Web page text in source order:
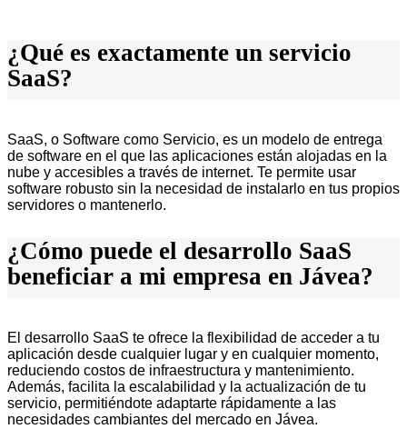
¿Qué es exactamente un servicio
SaaS?
SaaS, o Software como Servicio, es un modelo de entrega
de software en el que las aplicaciones están alojadas en la
nube y accesibles a través de internet. Te permite usar
software robusto sin la necesidad de instalarlo en tus propios
servidores o mantenerlo.
¿Cómo puede el desarrollo SaaS
beneficiar a mi empresa en Jávea?
El desarrollo SaaS te ofrece la flexibilidad de acceder a tu
aplicación desde cualquier lugar y en cualquier momento,
reduciendo costos de infraestructura y mantenimiento.
Además, facilita la escalabilidad y la actualización de tu
servicio, permitiéndote adaptarte rápidamente a las
necesidades cambiantes del mercado en Jávea.